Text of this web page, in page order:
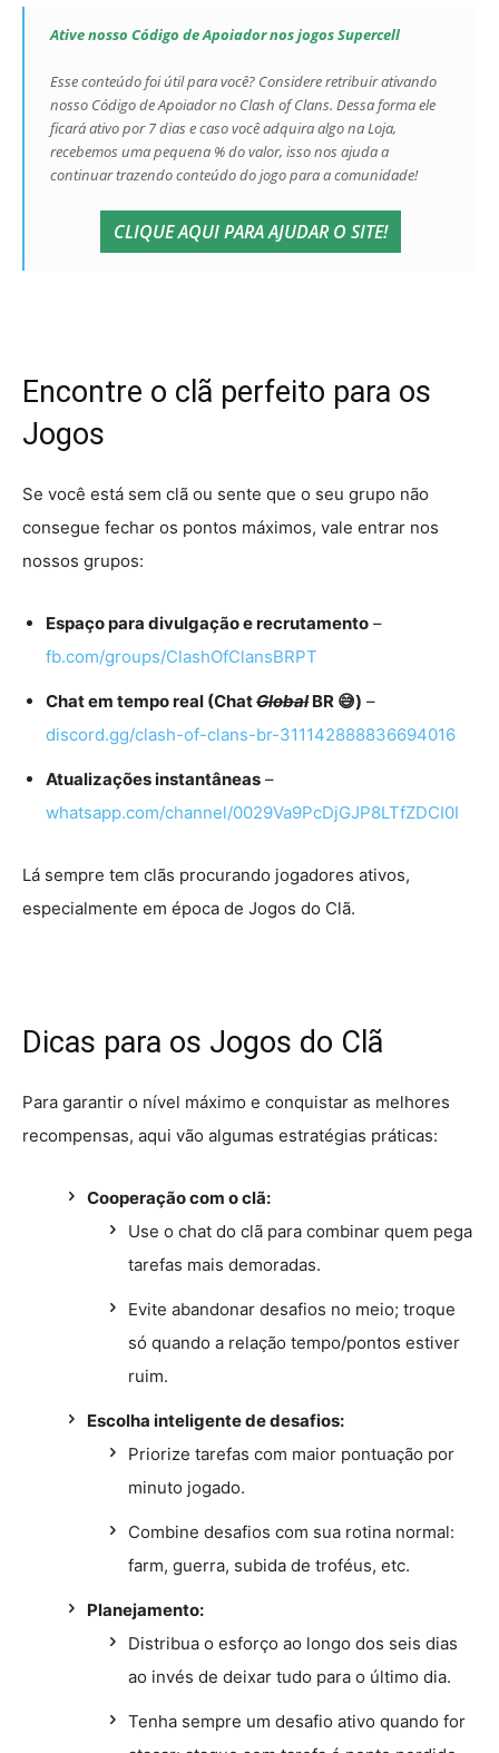
Ative nosso Código de Apoiador nos jogos Supercell
Esse conteúdo foi útil para você? Considere retribuir ativando
nosso Código de Apoiador no Clash of Clans. Dessa forma ele
ficará ativo por 7 dias e caso você adquira algo na Loja,
recebemos uma pequena % do valor, isso nos ajuda a
continuar trazendo conteúdo do jogo para a comunidade!
CLIQUE AQUI PARA AJUDAR O SITE!
Encontre o clã perfeito para os
Jogos
Se você está sem clã ou sente que o seu grupo não
consegue fechar os pontos máximos, vale entrar nos
nossos grupos:
Espaço para divulgação e recrutamento –
fb.com/groups/ClashOfClansBRPT
Chat em tempo real (ChatGlobalBR 😅) –
discord.gg/clash-of-clans-br-311142888836694016
Atualizações instantâneas –
whatsapp.com/channel/0029Va9PcDjGJP8LTfZDCI0I
Lá sempre tem clãs procurando jogadores ativos,
especialmente em época de Jogos do Clã.
Dicas para os Jogos do Clã
Para garantir o nível máximo e conquistar as melhores
recompensas, aqui vão algumas estratégias práticas:
Cooperação com o clã:
Use o chat do clã para combinar quem pega
tarefas mais demoradas.
Evite abandonar desafios no meio; troque
só quando a relação tempo/pontos estiver
ruim.
Escolha inteligente de desafios:
Priorize tarefas com maior pontuação por
minuto jogado.
Combine desafios com sua rotina normal:
farm, guerra, subida de troféus, etc.
Planejamento:
Distribua o esforço ao longo dos seis dias
ao invés de deixar tudo para o último dia.
Tenha sempre um desafio ativo quando for